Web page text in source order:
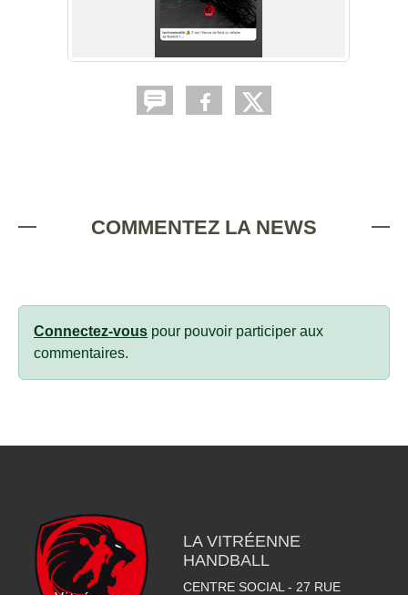
COMMENTEZ LA NEWS
Connectez-vous pour pouvoir participer aux
commentaires.
LA VITRÉENNE
HANDBALL
CENTRE SOCIAL - 27 RUE